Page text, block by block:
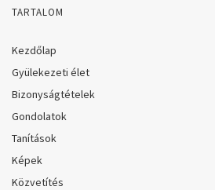
TARTALOM
Kezdőlap
Gyülekezeti élet
Bizonyságtételek
Gondolatok
Tanítások
Képek
Közvetítés